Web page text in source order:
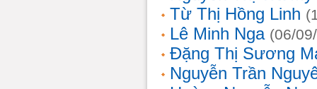
Từ Thị Hồng Linh
Lê Minh Nga (06/
Đặng Thị Sương
Nguyễn Trần